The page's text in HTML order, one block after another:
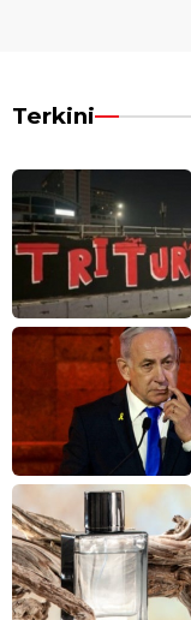
Terkini